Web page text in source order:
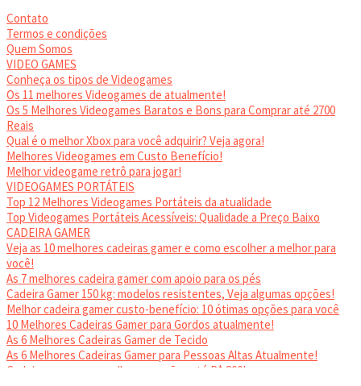
Contato
Termos e condições
Quem Somos
VIDEO GAMES
Conheça os tipos de Videogames
Os 11 melhores Videogames de atualmente!
Os 5 Melhores Videogames Baratos e Bons para Comprar até 2700
Reais
Qual é o melhor Xbox para você adquirir? Veja agora!
Melhores Videogames em Custo Benefício!
Melhor videogame retrô para jogar!
VIDEOGAMES PORTÁTEIS
Top 12 Melhores Videogames Portáteis da atualidade
Top Videogames Portáteis Acessíveis: Qualidade a Preço Baixo
CADEIRA GAMER
Veja as 10 melhores cadeiras gamer e como escolher a melhor para
você!
As 7 melhores cadeira gamer com apoio para os pés
Cadeira Gamer 150 kg: modelos resistentes, Veja algumas opções!
Melhor cadeira gamer custo-benefício: 10 ótimas opções para você
10 Melhores Cadeiras Gamer para Gordos atualmente!
As 6 Melhores Cadeiras Gamer de Tecido
As 6 Melhores Cadeiras Gamer para Pessoas Altas Atualmente!
Cadeiras gamer: as melhores opções até R$ 800!